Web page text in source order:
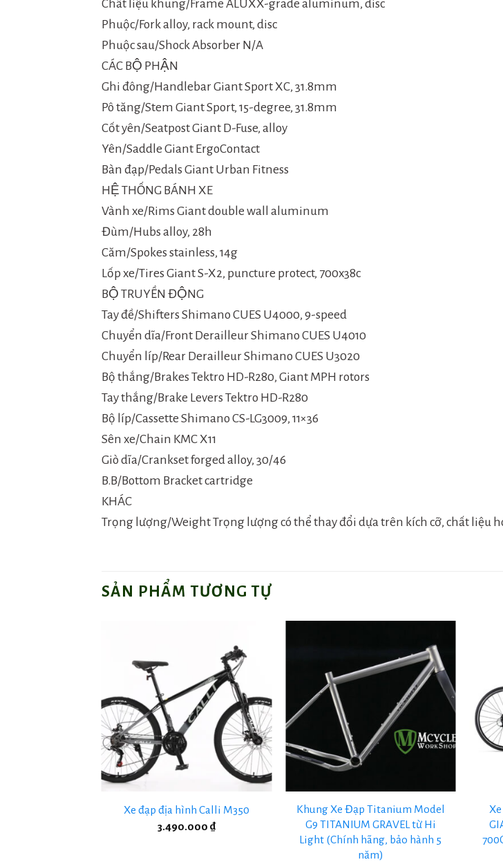
Chất liệu khung/Frame ALUXX-grade aluminum, disc
Phuộc/Fork alloy, rack mount, disc
Phuộc sau/Shock Absorber N/A
CÁC BỘ PHẬN
Ghi đông/Handlebar Giant Sport XC, 31.8mm
Pô tăng/Stem Giant Sport, 15-degree, 31.8mm
Cốt yên/Seatpost Giant D-Fuse, alloy
Yên/Saddle Giant ErgoContact
Bàn đạp/Pedals Giant Urban Fitness
HỆ THỐNG BÁNH XE
Vành xe/Rims Giant double wall aluminum
Đùm/Hubs alloy, 28h
Căm/Spokes stainless, 14g
Lốp xe/Tires Giant S-X2, puncture protect, 700x38c
BỘ TRUYỀN ĐỘNG
Tay đề/Shifters Shimano CUES U4000, 9-speed
Chuyển dĩa/Front Derailleur Shimano CUES U4010
Chuyển líp/Rear Derailleur Shimano CUES U3020
Bộ thắng/Brakes Tektro HD-R280, Giant MPH rotors
Tay thắng/Brake Levers Tektro HD-R280
Bộ líp/Cassette Shimano CS-LG3009, 11×36
Sên xe/Chain KMC X11
Giò dĩa/Crankset forged alloy, 30/46
B.B/Bottom Bracket cartridge
KHÁC
Trọng lượng/Weight Trọng lượng có thể thay đổi dựa trên kích cỡ, chất liệu
SẢN PHẨM TƯƠNG TỰ
+
Xe đạp địa hình Calli M350
3.490.000 ₫
Khung Xe Đạp Titanium Model
G9 TITANIUM GRAVEL từ Hi
Light (Chính hãng, bảo hành 5
năm)